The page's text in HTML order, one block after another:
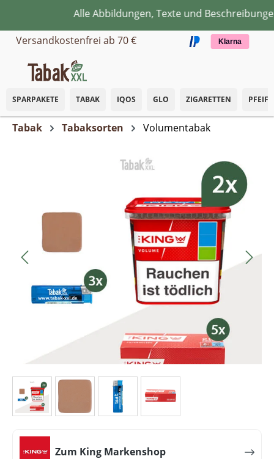
Zum Hauptinhalt springenAlle Abbildungen, Texte und
Versandkostenfrei ab 70 €
Klarna
SPARPAKETE TABAK IQOS GLO ZIGARETTEN
Tabak Tabaksorten Volumentabak
Zum King Markenshop